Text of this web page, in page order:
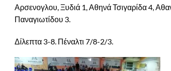
Αρσενογλου, Ξυδιά 1, Αθηνά Τσιγαρίδα 4,
Παναγιωτίδου 3.
Δίλεπτα 3-8. Πέναλτι 7/8-2/3.